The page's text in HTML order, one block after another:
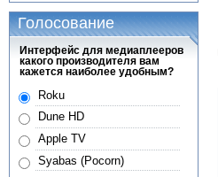
Голосование
Интерфейс для медиаплееров
какого производителя вам
кажется наиболее удобным?
Roku
Dune HD
Apple TV
Syabas (Pocorn)